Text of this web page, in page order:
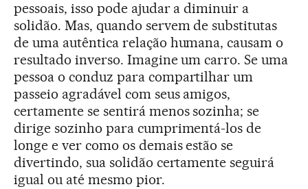
pessoais, isso pode ajudar a diminuir a
solidão. Mas, quando servem de substitutas
de uma autêntica relação humana, causam o
resultado inverso. Imagine um carro. Se uma
pessoa o conduz para compartilhar um
passeio agradável com seus amigos,
certamente se sentirá menos sozinha; se
dirige sozinho para cumprimentá-los de
longe e ver como os demais estão se
divertindo, sua solidão certamente seguirá
igual ou até mesmo pior.